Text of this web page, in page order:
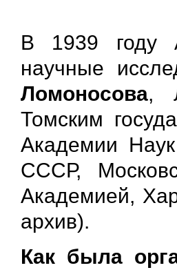
В 1939 году
научные
Ломоносова,
Томским
Академии
СССР,
Академией,
архив).
Как была